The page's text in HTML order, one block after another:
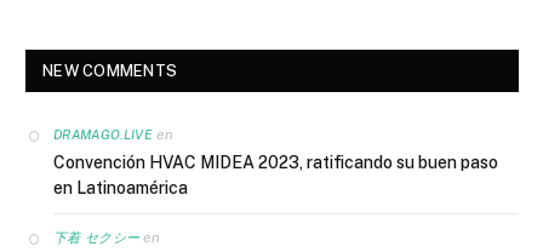
NEW COMMENTS
DRAMAGO.LIVEen
Convención HVAC MIDEA 2023, ratificando su buen paso
en Latinoamérica
下着 セクシー en